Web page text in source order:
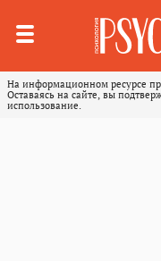
На информационном ресурсе
Оставаясь на сайте, вы
использование.